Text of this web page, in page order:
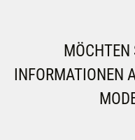
MÖCHTEN
INFORMATIONEN